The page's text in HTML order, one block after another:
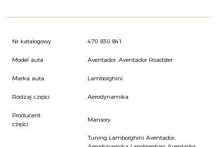
Nr katalogowy 470 830 841
Model auta Aventador, Aventador Roadster
Marka auta Lamborghini
Rodzaj części Aerodynamika
Producent
części
Mansory
Tuning Lamborghini Aventador,